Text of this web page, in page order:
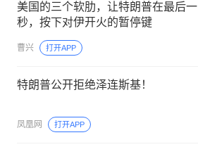
美国的三个软肋，让特朗普在最后一
秒，按下对伊开火的暂停键
曹兴 打开APP
特朗普公开拒绝泽连斯基！
凤凰网 打开APP